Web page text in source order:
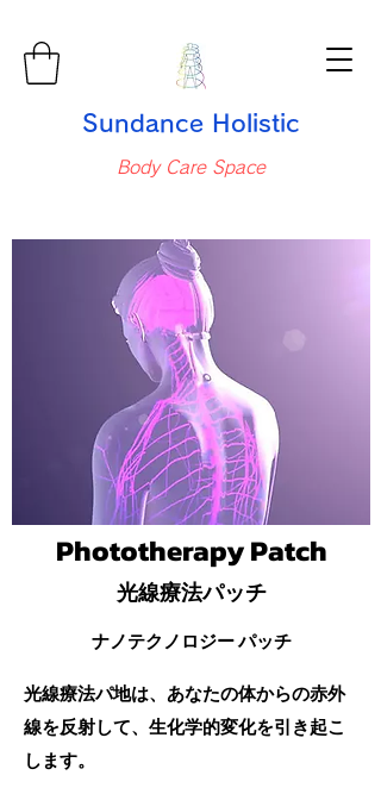
Sundance Holistic
Body Care Space
Phototherapy Patch
​光線療法パッチ
ナノテクノロジー パッチ
光線療法パ地は、あなたの体からの赤外
線を反射して、生化学的変化を引き起こ
します。